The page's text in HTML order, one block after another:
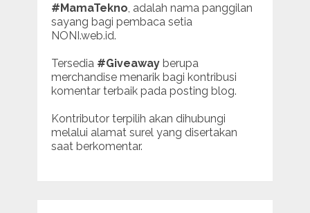
#MamaTekno , adalah nama panggilan
sayang bagi pembaca setia
NONI.web.id.
Tersedia #Giveawayberupa
merchandise menarik bagi kontribusi
komentar terbaik pada posting blog.
Kontributor terpilih akan dihubungi
melalui alamat surel yang disertakan
saat berkomentar.